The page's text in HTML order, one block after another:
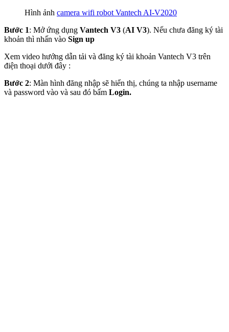
Hình ảnh camera wifi robot Vantech AI-V2020
Bước 1: Mở ứng dụng Vantech V3 (AI V3). Nếu chưa đăng ký tài
khoản thì nhấn vào Sign up
Xem video hướng dẫn tải và đăng ký tài khoản Vantech V3 trên
điện thoại dưới đây :
Bước 2: Màn hình đăng nhập sẽ hiển thị, chúng ta nhập username
và password vào và sau đó bấm Login.